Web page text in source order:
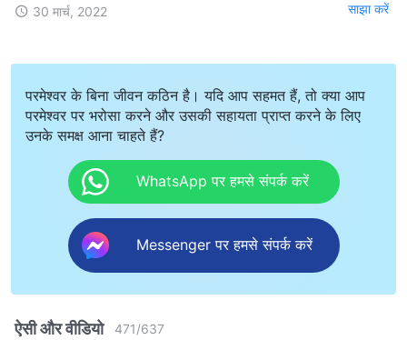
30 मार्च, 2022 साझा करें
परमेश्वर के बिना जीवन कठिन है। यदि आप सहमत हैं, तो क्या आप
परमेश्वर पर भरोसा करने और उसकी सहायता प्राप्त करने के लिए
उनके समक्ष आना चाहते हैं?
WhatsApp पर हमसे संपर्क करें
Messenger पर हमसे संपर्क करें
ऐसी और वीडियो 471/637